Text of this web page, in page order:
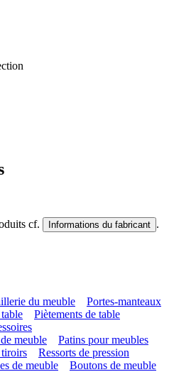
cf. Informations du fabricant .
du meuble
Portes-manteaux
Piètements de table
meuble
Patins pour meubles
Ressorts de pression
de meuble Boutons de meuble